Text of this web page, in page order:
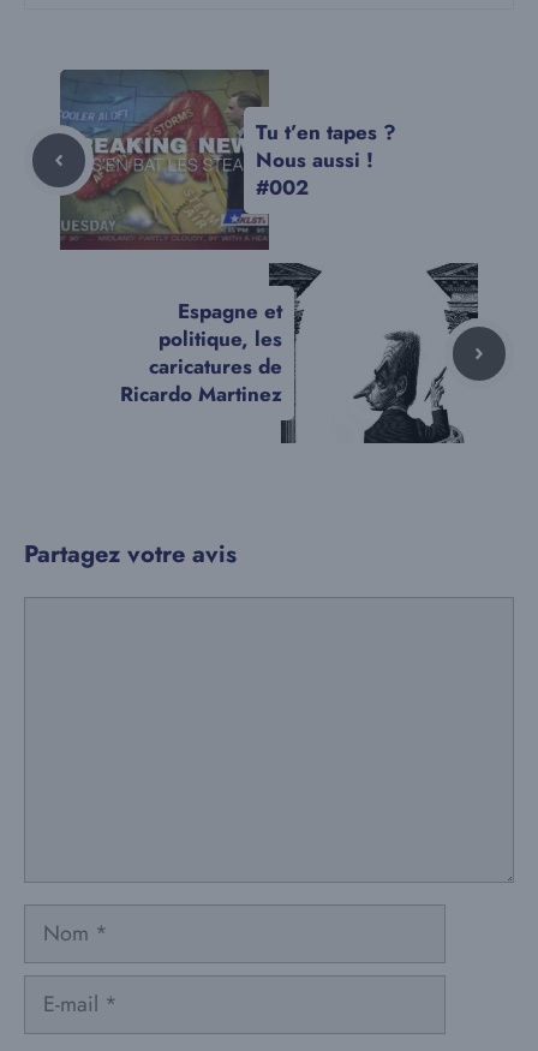
Tu t’en tapes ?
Nous aussi !
#002
Espagne et
politique, les
caricatures de
Ricardo Martinez
Partagez votre avis
Nom